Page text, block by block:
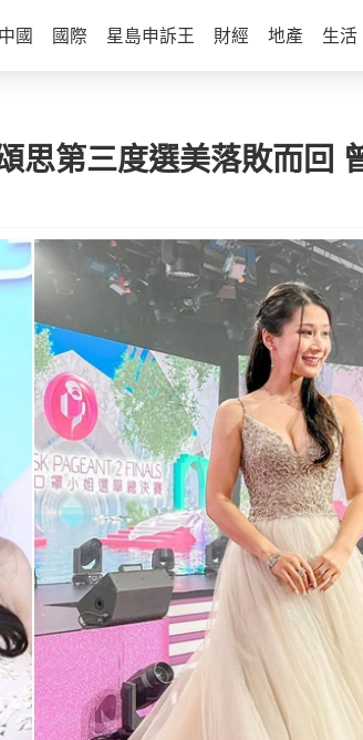
中國 國際 星島申訴王 財經 地產 生活
思第三度選美落敗而回